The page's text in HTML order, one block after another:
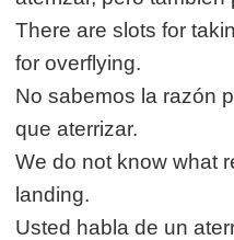
There are slots for
for overflying.
No sabemos la razón
que aterrizar.
We do not know what
landing.
Usted habla de un